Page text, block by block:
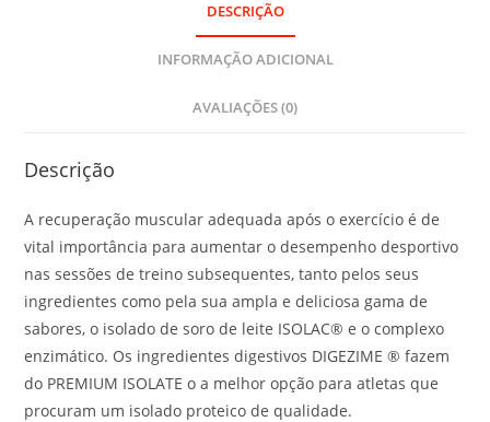
DESCRIÇÃO
INFORMAÇÃO ADICIONAL
AVALIAÇÕES (0)
Descrição
A recuperação muscular adequada após o exercício é de
vital importância para aumentar o desempenho desportivo
nas sessões de treino subsequentes, tanto pelos seus
ingredientes como pela sua ampla e deliciosa gama de
sabores, o isolado de soro de leite ISOLAC® e o complexo
enzimático. Os ingredientes digestivos DIGEZIME ® fazem
do PREMIUM ISOLATE o a melhor opção para atletas que
procuram um isolado proteico de qualidade.